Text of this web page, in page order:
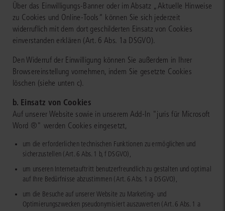
Über das Einwilligungs-Banner oder im Absatz „Aktuelle Hinweise
zu Cookies und Online-Tools“ können Sie sich jederzeit
widerruflich mit dem dort geschilderten Einsatz von Cookies
einverstanden erklären (Art. 6 Abs. 1a DSGVO).
Den Widerruf der Einwilligung können Sie außerdem in Ihrer
Browsereinstellung vornehmen, indem Sie gesetzte Cookies
löschen (siehe unten c).
b. Einsatz von Cookies
Auf unserer Website sowie in unserem Add-In "juris für Microsoft
Word ®" werden Cookies eingesetzt,
um die erforderlichen technischen Funktionen zu ermöglichen und
sicherzustellen (Art. 6 Abs. 1 b, f DSGVO),
um unseren Internetauftritt benutzerfreundlich zu gestalten und optimal
auf Ihre Bedürfnisse abzustimmen (Art. 6 Abs. 1 a DSGVO),
um die Besuche auf unserer Website zu Marketing- und
Optimierungszwecken pseudonymisiert auszuwerten (Art. 6 Abs. 1 a